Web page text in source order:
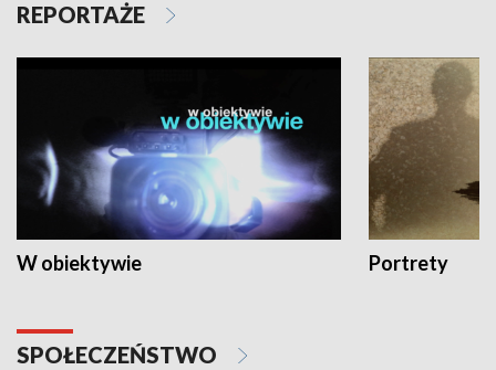
REPORTAŻE
W obiektywie Portrety
SPOŁECZEŃSTWO